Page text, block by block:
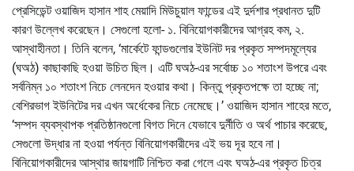
প্রেসিডেন্ট ওয়াজিদ হাসান শাহ মেয়াদি মিউচুয়াল ফান্ডের এই দুর্দশার প্রধানত দুটি
কারণ উল্লেখ করেছেন। সেগুলো হলো- ১. বিনিয়োগকারীদের আগ্রহ কম, ২.
আস্থাহীনতা। তিনি বলেন, ‘মার্কেটে ফান্ডগুলোর ইউনিট দর প্রকৃত সম্পদমূল্যের
(ঘঅঠ) কাছাকাছি হওয়া উচিত ছিল। এটি ঘঅঠ-এর সর্বোচ্চ ১০ শতাংশ উপরে এবং
সর্বনিম্ন ১০ শতাংশ নিচে লেনদেন হওয়ার কথা। কিন্তু প্রকৃতপক্ষে তা হচ্ছে না;
বেশিরভাগ ইউনিটের দর এখন অর্ধেকের নিচে নেমেছে।’ ওয়াজিদ হাসান শাহের মতে,
‘সম্পদ ব্যবস্থাপক প্রতিষ্ঠানগুলো বিগত দিনে যেভাবে দুর্নীতি ও অর্থ পাচার করেছে,
সেগুলো উদ্ধার না হওয়া পর্যন্ত বিনিয়োগকারীদের এই ভয় দূর হবে না।
বিনিয়োগকারীদের আস্থার জায়গাটি নিশ্চিত করা গেলে এবং ঘঅঠ-এর প্রকৃত চিত্র